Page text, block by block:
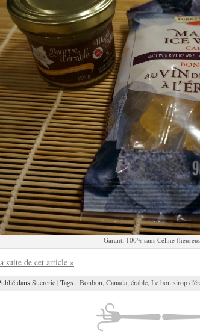
Garanti 100% sans Céline
suite de cet article »
dans Sucrerie| Tags :Bonbon Canada érable Le bon sirop